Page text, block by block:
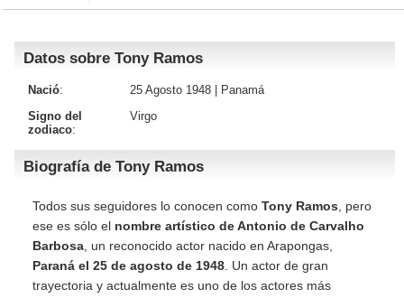
Iniciar sesión
Datos sobre Tony Ramos
Nació: 25 Agosto 1948 |
Panamá
Signo del
zodiaco:
Virgo
Biografía de Tony Ramos
Todos sus seguidores lo conocen como Tony Ramos , pero
ese es sólo el nombre artístico de Antonio de Carvalho
Barbosa , un reconocido actor nacido en Arapongas,
Paraná el 25 de agosto de 1948 . Un actor de gran
trayectoria y actualmente es uno de los actores más